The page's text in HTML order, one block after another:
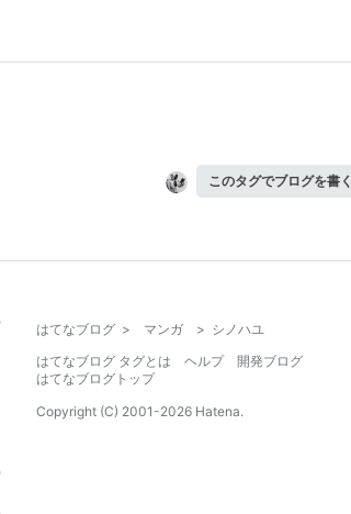
このタグでブログを書く
はてなブログ > マンガ > シノハユ
はてなブログ タグとは
ヘルプ
開発ブログ
はてなブログトップ
Copyright (C) 2001-2026 Hatena.